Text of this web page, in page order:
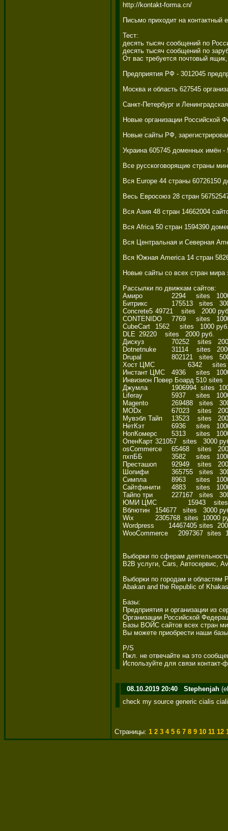
http://kontakt-forma.cn/
Письмо приходит на
Тест:
десять тысяч сообщений по
десять тысяч сообщений по
От вас требуется почтовый
Предприятия РФ - 3012045
Москва и область 627545
Санкт-Петербург и
Новые организации Российской
Новые сайты РФ,
Украина 605745 доменных имён -
Все русскоговорящие страны
Вся Europe 44 страны 60726150
Весь Евросоюз 28 стран
Вся Азия 48 стран 14662004
Вся Africa 50 стран 1594390
Вся Центральная и Северная
Вся Южная America 14 стран
Новые сайты со всех стран мира
Рассылки по движкам сайтов:
Амиро	        2294     sites   1000 руб.
Битрикс	        175513   sites   3000 руб.
Concrete5	49721    sites   2000 руб.
CONTENIDO	7769     sites   1000 руб.
CubeCart	1562     sites   1000 руб.
DLE	29220    sites   2000 руб.
Дискуз	        70252    sites   2000 руб.
Dotnetnuke	31114    sites   2000 руб.
Drupal	        802121   sites   5000 руб.
Хост ЦМС	        6342     sites   1000 руб.
Инстант ЦМС	4936     sites   1000 руб.
Инвизион Повер Боард 510 sites
Джумла	        1906994  sites  10000 руб.
Liferay	        5937     sites   1000 руб.
Magento	        269488   sites   3000 руб.
MODx	        67023    sites   2000 руб.
Мувэбл Тайп	13523    sites   2000 руб.
НетКэт	        6936     sites   1000 руб.
НопКомерс	5313     sites   1000 руб.
ОпенКарт	321057   sites   3000 руб.
osCommerce	65468    sites   2000 руб.
пхпББ	        3582     sites   1000 руб.
Престашоп	92949    sites   2000 руб.
Шопифи	        365755   sites   3000 руб.
Симпла	        8963     sites   1000 руб.
Сайтфинити	4883     sites   1000 руб.
Тайпо три	        227167   sites   3000 руб.
ЮМИ ЦМС	        15943    sites   2000 руб.
Вблютин	154677   sites   3000 руб.
Wix	        2305768  sites  10000 руб.
Wordpress       14467405 sites
WooCommerce     2097367  sites
Выборки по сферам
B2B услуги, Cars, Автосервис,
Выборки по городам и областям
Abakan and the Republic of
Базы:
Предприятия и организации из
Организации Российской
Базы ВОЙС сайтов всех стран
Вы можете приобрести наши
P/S
Пжл. не отвечайте на это
Используйте для связи
08.10.2019 20:40 Stephenjah
check my source generic cialis
Страницы: 1 2 3 4 5 6 7 8 9 10 11 12